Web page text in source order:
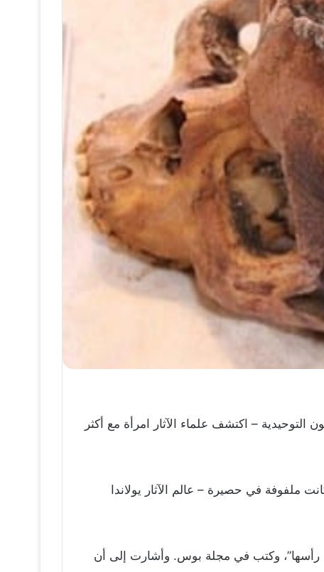
– اكتشف علماء الآثار امرأة مع أكثر
في حصيرة – عالم الآثار يولاندا
مختلفة وارتفاعات على رأسها”، وكتب في مجلة بوس. وأشارت إلى أن